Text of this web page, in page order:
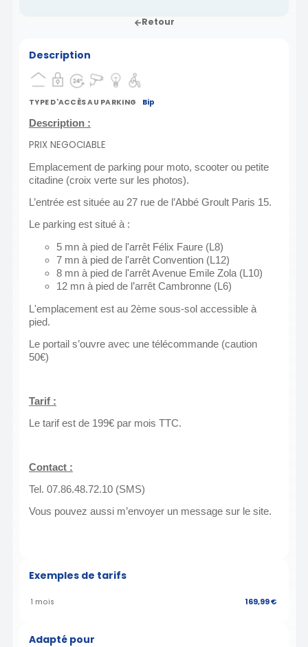
Retour
Description
TYPE D'ACCÈS AU PARKING Bip
Description :
PRIX NEGOCIABLE
Emplacement de parking pour moto, scooter ou petite
citadine (croix verte sur les photos).
L’entrée est située au 27 rue de l’Abbé Groult Paris 15.
Le parking est situé à :
5 mn à pied de l'arrêt Félix Faure (L8)
7 mn à pied de l'arrêt Convention (L12)
8 mn à pied de l'arrêt Avenue Emile Zola (L10)
12 mn à pied de l’arrêt Cambronne (L6)
L'emplacement est au 2ème sous-sol accessible à
pied.
Le portail s’ouvre avec une télécommande (caution
50€)
Tarif :
Le tarif est de 199€ par mois TTC.
Contact :
Tel. 07.86.48.72.10 (SMS)
Vous pouvez aussi m’envoyer un message sur le site.
Exemples de tarifs
1 mois 169,99 €
Adapté pour